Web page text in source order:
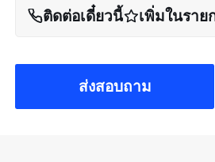
ติดต่อเดี๋ยวนี้ เพิ่มในราย
ส่งสอบถาม